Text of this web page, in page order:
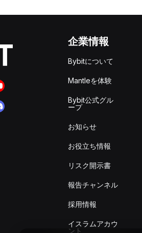
企業情報
Bybitについて
Mantleを体験
Bybit公式グル
ープ
お知らせ
お役立ち情報
リスク開示書
報告チャンネル
採用情報
イスラムアカウ
ント